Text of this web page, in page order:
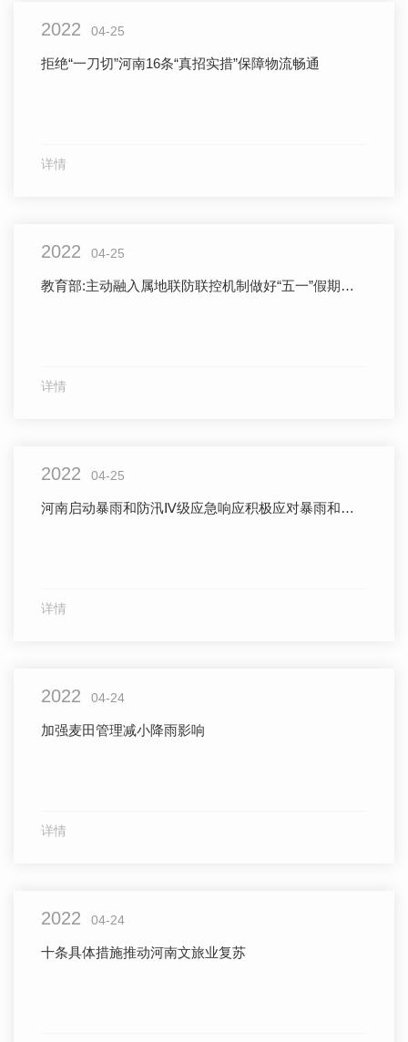
2022 04-25
拒绝“一刀切”河南16条“真招实措”保障物流畅通
详情
2022 04-25
教育部:主动融入属地联防联控机制做好“五一”假期疫情防控工作
详情
2022 04-25
河南启动暴雨和防汛Ⅳ级应急响应积极应对暴雨和强对流天气
详情
2022 04-24
加强麦田管理减小降雨影响
详情
2022 04-24
十条具体措施推动河南文旅业复苏